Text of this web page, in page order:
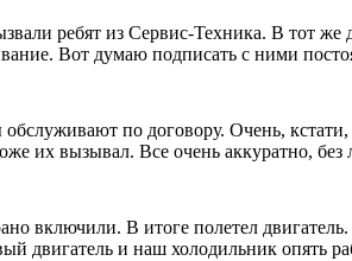
ребят из Сервис-Техника. В тот
Вот думаю подписать с ними
по договору. Очень, кстати,
их вызывал. Все очень аккуратно,
включили. В итоге полетел
двигатель и наш холодильник опять